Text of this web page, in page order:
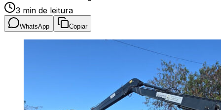
3 min de leitura
WhatsApp Copiar